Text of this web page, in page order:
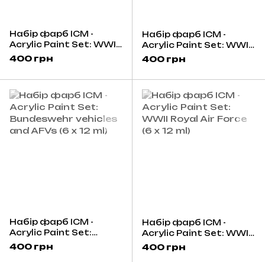
Набір фарб ICM -
Acrylic Paint Set: WWII
German aviation (6 x 12
400 грн
Набір фарб ICM -
Acrylic Paint Set: WWII
Soviet aviation (6 x 12
400 грн
Набір фарб ICM -
Acrylic Paint Set:
Bundeswehr vehicles
and AFVs (6 x 12 ml)
400 грн
Набір фарб ICM -
Acrylic Paint Set: WWII
Royal Air Force (6 x 12
400 грн